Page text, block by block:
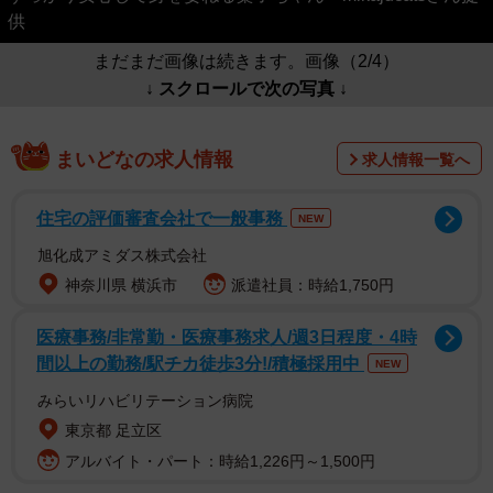
供
まだまだ画像は続きます。画像（2/4）
↓ スクロールで次の写真 ↓
まいどなの求人情報 求人情報一覧へ
住宅の評価審査会社で一般事務 NEW
旭化成アミダス株式会社
神奈川県 横浜市
派遣社員：時給1,750円
医療事務/非常勤・医療事務求人/週3日程度・4時
間以上の勤務/駅チカ徒歩3分!/積極採用中
NEW
みらいリハビリテーション病院
東京都 足立区
アルバイト・パート：時給1,226円～1,500円